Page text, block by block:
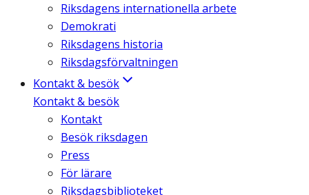
Riksdagens internationella arbete
Demokrati
Riksdagens historia
Riksdagsförvaltningen
Kontakt & besök
Kontakt & besök
Kontakt
Besök riksdagen
Press
För lärare
Riksdagsbiblioteket